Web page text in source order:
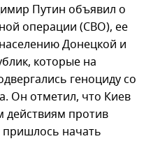
Путин объявил о
операции (СВО), ее
Донецкой и
которые на
геноциду со
Он отметил, что Киев
действиям против
пришлось начать